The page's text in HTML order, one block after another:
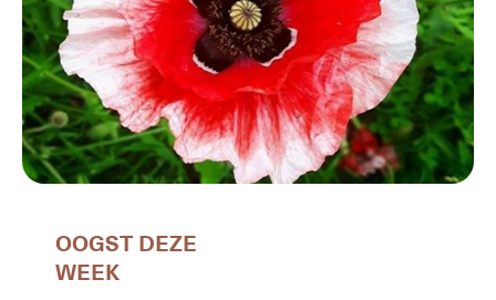
OOGST DEZE
WEEK